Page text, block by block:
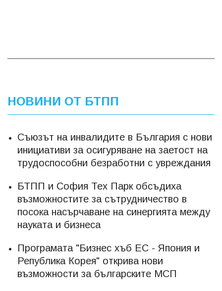
НОВИНИ ОТ БТПП
Съюзът на инвалидите в България с нови
инициативи за осигуряване на заетост на
трудоспособни безработни с увреждания
БТПП и София Тех Парк обсъдиха
възможностите за сътрудничество в
посока насърчаване на синергията между
науката и бизнеса
Програмата "Бизнес хъб ЕС - Япония и
Република Корея" открива нови
възможности за българските МСП